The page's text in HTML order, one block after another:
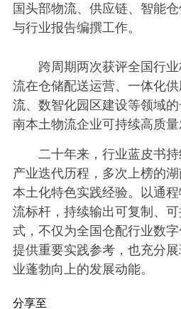
国头部物流、供应链、智能
与行业报告编撰工作。
跨周期两次获评全国行
流在仓储配送运营、一体化
流、数智化园区建设等领域
南本土物流企业可持续高质量
二十年来，行业蓝皮书
产业迭代历程，多次上榜的
本土化特色实践经验。以通
流标杆，持续输出可复制、
式，不仅为全国仓配行业数
提供重要实践参考，也充分
业蓬勃向上的发展动能。
分享至